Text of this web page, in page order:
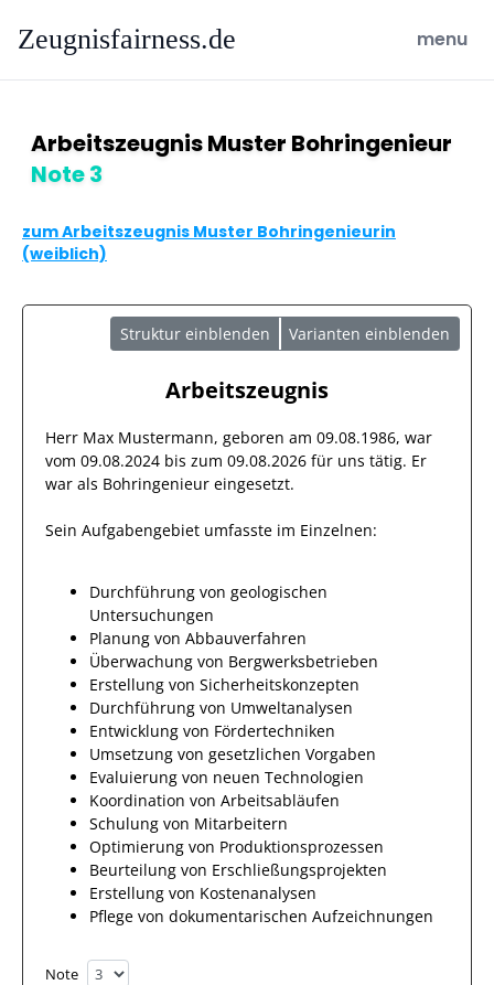
Zeugnisfairness.de open
menu
Arbeitszeugnis Muster Bohringenieur
Note 3
zum Arbeitszeugnis Muster Bohringenieurin
(weiblich)
Struktur einblenden Varianten einblenden
Arbeitszeugnis
Herr Max Mustermann, geboren am 09.08.1986, war
vom 09.08.2024 bis zum 09.08.2026 für uns tätig. Er
war als Bohringenieur eingesetzt.
Sein Aufgabengebiet umfasste im Einzelnen:
Durchführung von geologischen
Untersuchungen
Planung von Abbauverfahren
Überwachung von Bergwerksbetrieben
Erstellung von Sicherheitskonzepten
Durchführung von Umweltanalysen
Entwicklung von Fördertechniken
Umsetzung von gesetzlichen Vorgaben
Evaluierung von neuen Technologien
Koordination von Arbeitsabläufen
Schulung von Mitarbeitern
Optimierung von Produktionsprozessen
Beurteilung von Erschließungsprojekten
Erstellung von Kostenanalysen
Pflege von dokumentarischen Aufzeichnungen
Note